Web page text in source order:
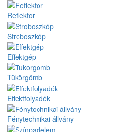
Reflektor
Stroboszkóp
Effektgép
Tükörgömb
Effektfolyadék
Fénytechnikai állvány